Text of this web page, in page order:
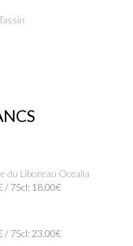
du Liboreau Ocealia
/ 75cl: 18.00€
/ 75cl: 23.00€